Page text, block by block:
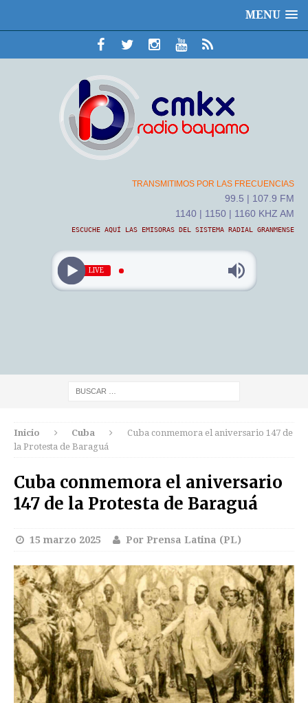
MENU
TRANSMITIMOS POR LAS FRECUENCIAS
99.5 | 107.9 FM
1140 | 1150 | 1160 KHZ AM
ESCUCHE AQUÍ LAS EMISORAS DEL SISTEMA RADIAL GRANMENSE
LIVE
Inicio Cuba
Cuba conmemora el aniversario 147 de
la Protesta de Baraguá
Cuba conmemora el aniversario
147 de la Protesta de Baraguá
15 marzo 2025 Por Prensa Latina (PL)